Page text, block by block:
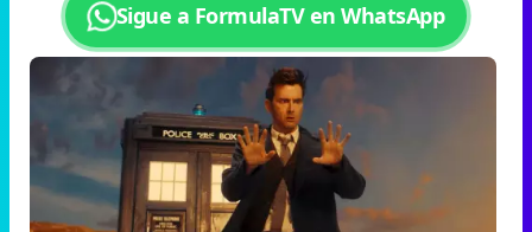
Sigue a FormulaTV en WhatsApp